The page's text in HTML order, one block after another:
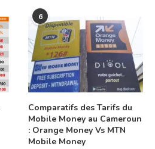
6
Comparatifs des Tarifs du
Mobile Money au Cameroun
: Orange Money Vs MTN
Mobile Money